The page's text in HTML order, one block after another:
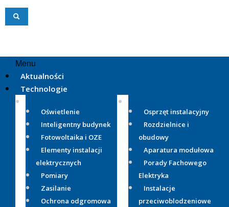
Menu
Aktualności
Technologie
Oświetlenie
Inteligentny budynek
Fotowoltaika i OZE
Elementy instalacji
elektrycznych
Pomiary
Zasilanie
Ochrona odgromowa
Osprzęt instalacyjny
Rozdzielnice i
obudowy
Aparatura modułowa
Porady Fachowego
Elektryka
Instalacje
przeciwoblodzeniowe